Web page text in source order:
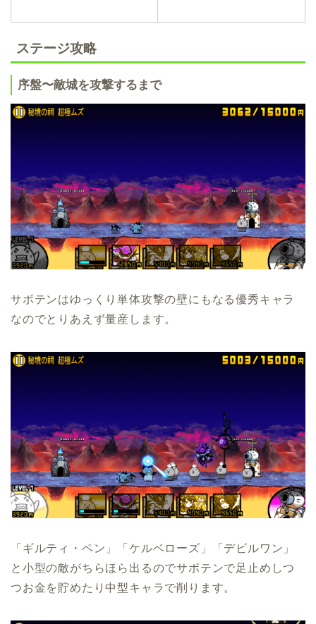
ステージ攻略
序盤〜敵城を攻撃するまで
サボテンはゆっくり単体攻撃の壁にもなる優秀キャラ
なのでとりあえず量産します。
「ギルティ・ペン」「ケルベローズ」「デビルワン」
と小型の敵がちらほら出るのでサボテンで足止めしつ
つお金を貯めたり中型キャラで削ります。